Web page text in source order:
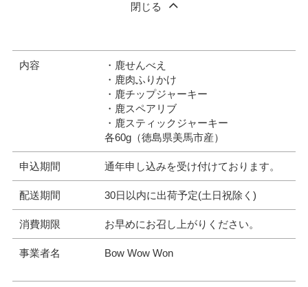
閉じる
内容
・鹿せんべえ
・鹿肉ふりかけ
・鹿チップジャーキー
・鹿スペアリブ
・鹿スティックジャーキー
各60g（徳島県美馬市産）
申込期間 通年申し込みを受け付けております。
配送期間 30日以内に出荷予定(土日祝除く)
消費期限 お早めにお召し上がりください。
事業者名 Bow Wow Won